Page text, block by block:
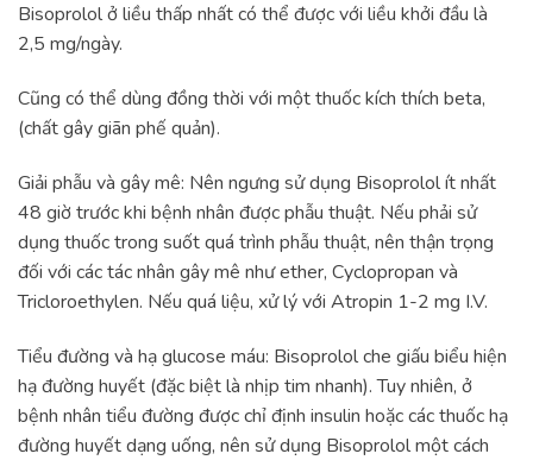
Bisoprolol ở liều thấp nhất có thể được với liều khởi đầu là
2,5 mg/ngày.
Cũng có thể dùng đồng thời với một thuốc kích thích beta,
(chất gây giãn phế quản).
Giải phẫu và gây mê: Nên ngưng sử dụng Bisoprolol ít nhất
48 giờ trước khi bệnh nhân được phẫu thuật. Nếu phải sử
dụng thuốc trong suốt quá trình phẫu thuật, nên thận trọng
đối với các tác nhân gây mê như ether, Cyclopropan và
Tricloroethylen. Nếu quá liệu, xử lý với Atropin 1-2 mg I.V.
Tiểu đường và hạ glucose máu: Bisoprolol che giấu biểu hiện
hạ đường huyết (đặc biệt là nhịp tim nhanh). Tuy nhiên, ở
bệnh nhân tiểu đường được chỉ định insulin hoặc các thuốc hạ
đường huyết dạng uống, nên sử dụng Bisoprolol một cách